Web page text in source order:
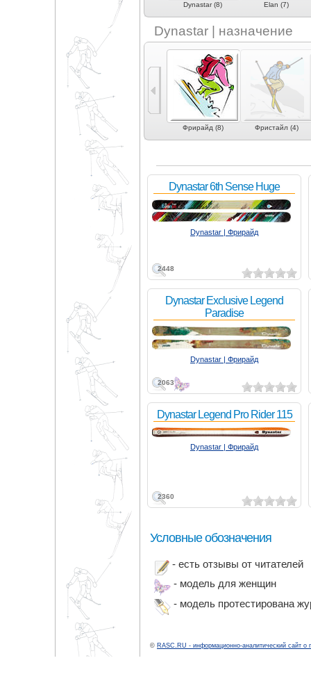
Dynamic (1) Dynastar (8) Elan (7)
Dynastar | назначение
Экспертный карвинг
Фрирайд (8) Фристайл (4)
2448
Dynastar 6th Sense Huge
Dynastar | Фрирайд
2063
Dynastar Exclusive Legend
Paradise
Dynastar | Фрирайд
2360
Dynastar Legend Pro Rider 115
Dynastar | Фрирайд
Условные обозначения
- есть отзывы от читателей
- модель для женщин
- модель протестирована
© RASC.RU - информационно-аналитический сайт о